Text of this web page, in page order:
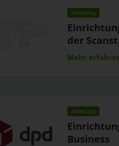
Anleitung
der
Mehr
Anleitung
Business